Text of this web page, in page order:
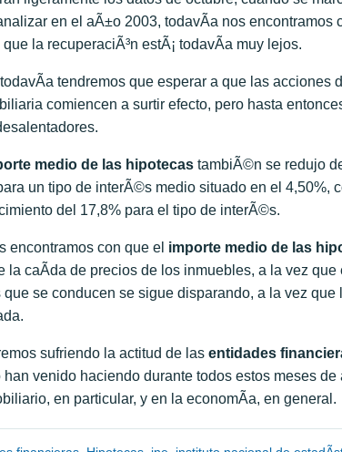
en el aÃ±o 2003, todavÃ­a nos encontramos
la recuperaciÃ³n estÃ¡ todavÃ­a muy lejos.
tendremos que esperar a que las acciones
comiencen a surtir efecto, pero hasta
medio de las hipotecas tambiÃ©n se redujo
un tipo de interÃ©s medio situado en el 4,50%,
del 17,8% para el tipo de interÃ©s.
encontramos con que el importe medio de las
la caÃ­da de precios de los inmuebles, a la vez
que se conducen se sigue disparando, a la vez
sufriendo la actitud de las entidades
han venido haciendo durante todos estos meses de
en particular, y en la economÃ­a, en general.